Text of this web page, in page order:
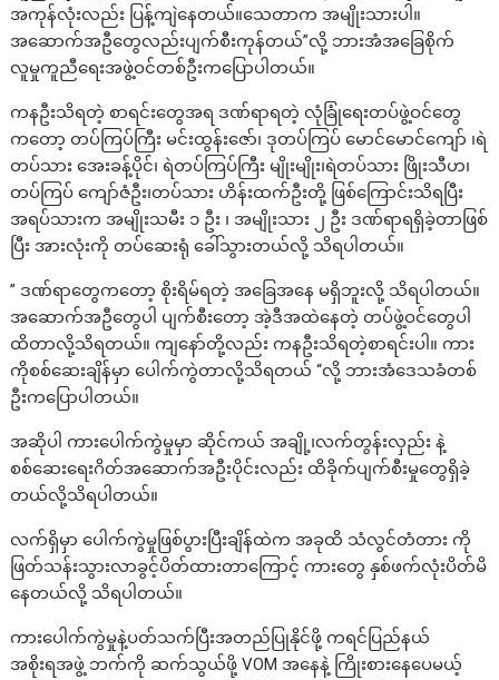
အကုန်လုံးလည်း ပြန့်ကျဲနေတယ်။သေတာက အမျိုးသားပါ။
အဆောက်အဦတွေလည်းပျက်စီးကုန်တယ်”လို့ ဘားအံအခြေစိုက်
လူမှုကူညီရေးအဖွဲ့ဝင်တစ်ဦးကပြောပါတယ်။
ကနဦးသိရတဲ့ စာရင်းတွေအရ ဒဏ်ရာရတဲ့ လုံခြုံရေးတပ်ဖွဲ့ဝင်တွေ
ကတော့ တပ်ကြပ်ကြီး မင်းထွန်းဇော်၊ ဒုတပ်ကြပ် မောင်မောင်ကျော် ၊ရဲ
တပ်သား အေးခန့်ပိုင်၊ ရဲတပ်ကြပ်ကြီး မျိုးမျိုး၊ရဲတပ်သား ဖြိုးသီဟ၊
တပ်​ကြပ် ကျော်ဇံဦး၊တပ်သား ဟိန်းထက်ဦးတို့ ဖြစ်ကြောင်းသိရပြီး
အရပ်သားက အမျိုးသမီး ၁ ဦး ၊ အမျိုးသား ၂ ဦး ဒဏ်ရာရရှိခဲ့တာဖြစ်
ပြီး အားလုံးကို တပ်ဆေးရုံ ခေါ်သွားတယ်လို့ သိရပါတယ်။
” ဒဏ်ရာတွေကတော့ စိုးရိမ်ရတဲ့ အခြေအနေ မရှိဘူးလို့ သိရပါတယ်။
အဆောက်အဦတွေပါ ပျက်စီးတော့ အဲ့ဒီအထဲနေတဲ့ တပ်ဖွဲ့ဝင်တွေပါ
ထိတာလို့သိရတယ်။ ကျနော်တို့လည်း ကနဦးသိရတဲ့စာရင်းပါ။ ကား
ကိုစစ်ဆေးချိန်မှာ ပေါက်ကွဲတာလို့သိရတယ် “လို့ ဘားအံဒေသခံတစ်
ဦးကပြောပါတယ်။
အဆိုပါ ကားပေါက်ကွဲမှုမှာ ဆိုင်ကယ် အချို့၊လက်တွန်းလှည်း နဲ့
စစ်ဆေးရေးဂိတ်အဆောက်အဦးပိုင်းလည်း ထိခိုက်ပျက်စီးမှုတွေရှိခဲ့
တယ်လို့သိရပါတယ်။
လက်ရှိမှာ ပေါက်ကွဲမှုဖြစ်ပွားပြီးချိန်ထဲက အခုထိ သံလွင်တံတား ကို
ဖြတ်သန်းသွားလာခွင့်ပိတ်ထားတာကြောင့် ကားတွေ နှစ်ဖက်လုံးပိတ်မိ
နေတယ်လို့ သိရပါတယ်။
ကားပေါက်ကွဲမှုနဲ့ပတ်သက်ပြီးအတည်ပြုနိုင်ဖို့ ကရင်ပြည်နယ်
အစိုးရအဖွဲ့ ဘက်ကို ဆက်သွယ်ဖို့ VOM အနေနဲ့ ကြိုးစားနေပေမယ့်